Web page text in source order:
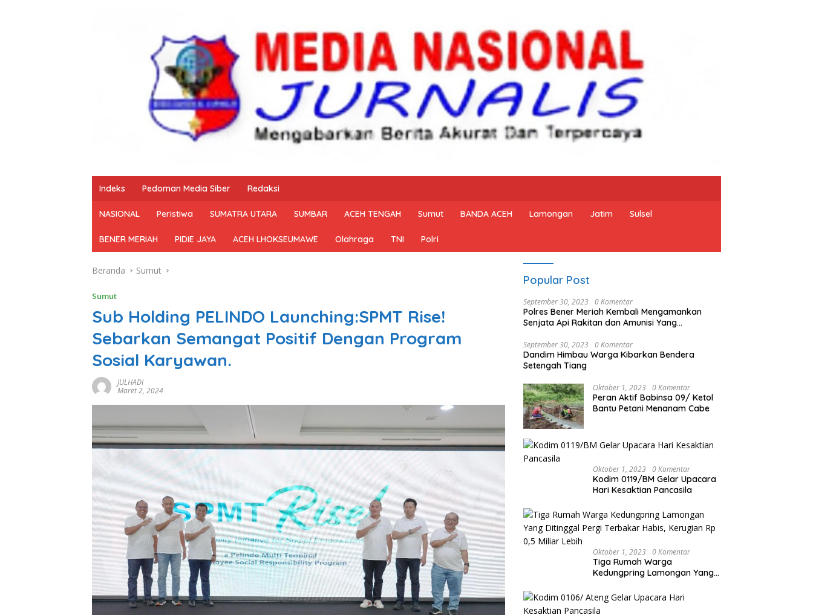
Indeks Pedoman Media Siber Redaksi
NASIONAL Peristiwa SUMATRA UTARA SUMBAR ACEH TENGAH Sumut BANDA ACEH Lamongan Jatim Sulsel
BENER MERIAH PIDIE JAYA ACEH LHOKSEUMAWE Olahraga TNI Polri
Beranda Sumut
Sumut
Sub Holding PELINDO Launching:SPMT Rise!
Sebarkan Semangat Positif Dengan Program
Sosial Karyawan.
JULHADI
Maret 2, 2024
Popular Post
September 30, 2023 0 Komentar
Polres Bener Meriah Kembali Mengamankan
Senjata Api Rakitan dan Amunisi Yang
September 30, 2023 0 Komentar
Dandim Himbau Warga Kibarkan Bendera
Setengah Tiang
Oktober 1, 2023 0 Komentar
Peran Aktif Babinsa 09/ Ketol
Bantu Petani Menanam Cabe
Oktober 1, 2023 0 Komentar
Kodim 0119/BM Gelar Upacara
Hari Kesaktian Pancasila
Oktober 1, 2023 0 Komentar
Tiga Rumah Warga
Kedungpring Lamongan Yang
Kerugian Rp 0,5 Miliar Lebih